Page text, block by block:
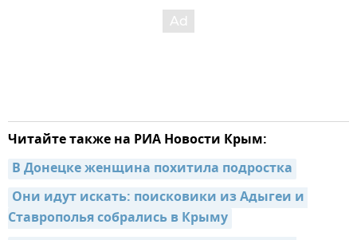
Читайте также на РИА Новости Крым:
В Донецке женщина похитила подростка
Они идут искать: поисковики из Адыгеи и
Ставрополья собрались в Крыму